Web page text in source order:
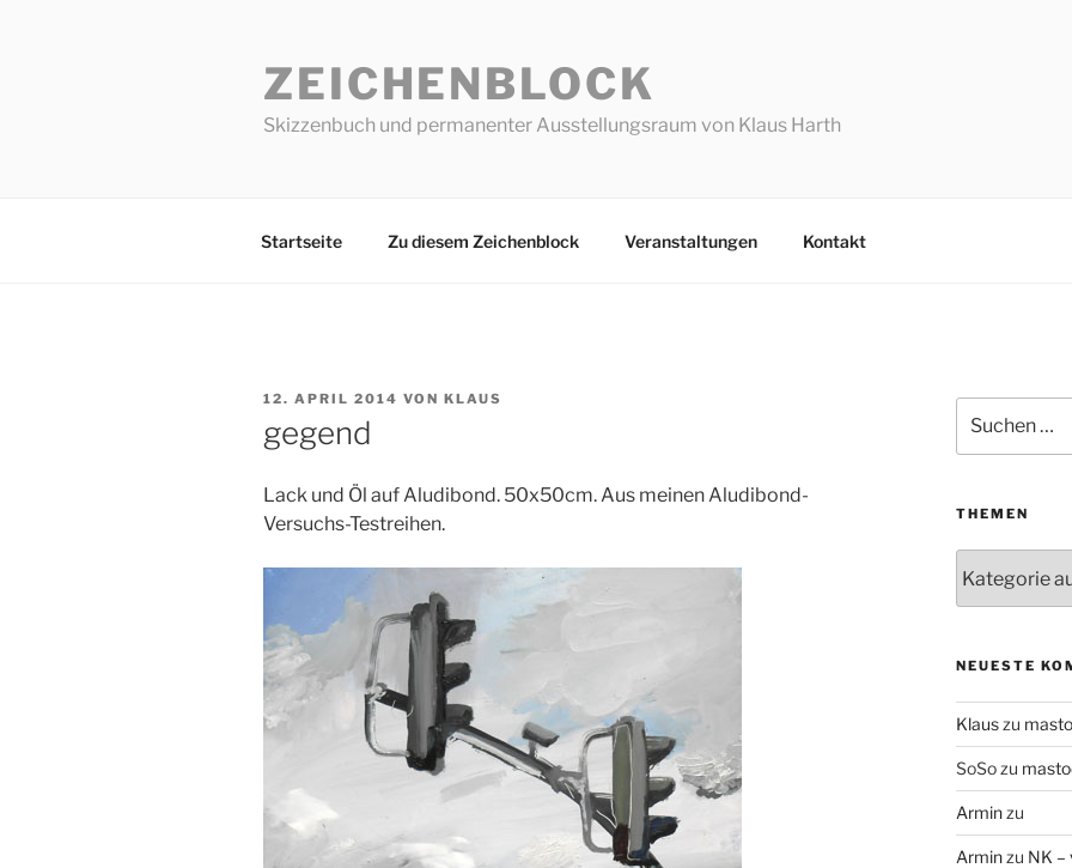
ZEICHENBLOCK
Skizzenbuch und permanenter Ausstellungsraum von Klaus Harth
Startseite Zu diesem Zeichenblock Veranstaltungen Kontakt
VERÖFFENTLICHT
12. APRIL 2014 VON KLAUS
gegend
Lack und Öl auf Aludibond. 50x50cm. Aus meinen Aludibond-
Versuchs-Testreihen.
nach:
THEMEN
NEUESTE
Klauszu
SoSozu
Arminzu
Arminzu NK –